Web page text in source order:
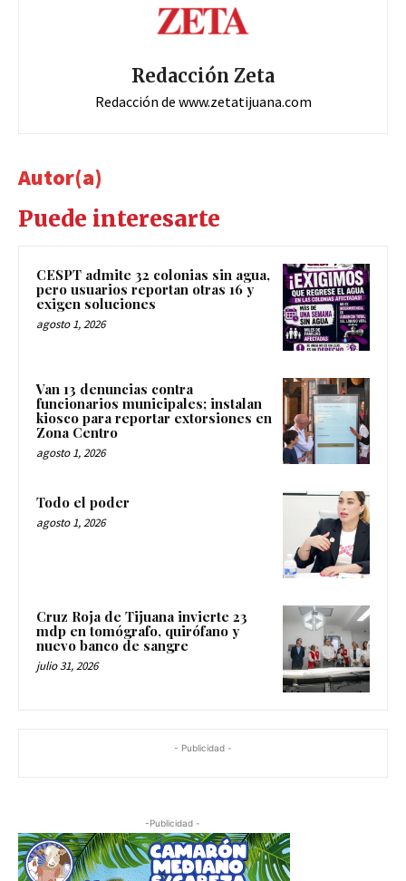
Redacción Zeta
Redacción de www.zetatijuana.com
Autor(a)
Puede interesarte
CESPT admite 32 colonias sin agua,
pero usuarios reportan otras 16 y
exigen soluciones
agosto 1, 2026
Van 13 denuncias contra
funcionarios municipales; instalan
kiosco para reportar extorsiones en
Zona Centro
agosto 1, 2026
Todo el poder
agosto 1, 2026
Cruz Roja de Tijuana invierte 23
mdp en tomógrafo, quirófano y
nuevo banco de sangre
julio 31, 2026
- Publicidad -
-Publicidad -